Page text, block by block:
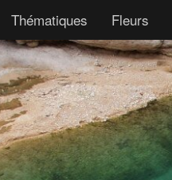
Thématiques Fleurs